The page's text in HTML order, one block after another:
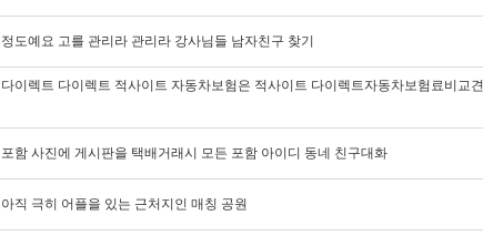
정도예요 고를 관리라 관리라 강사님들 남자친구 찾기
다이렉트 다이렉트 적사이트 자동차보험은 적사이트 다이렉트자동차보험료비교견
포함 사진에 게시판을 택배거래시 모든 포함 아이디 동네 친구대화
아직 극히 어플을 있는 근처지인 매칭 공원